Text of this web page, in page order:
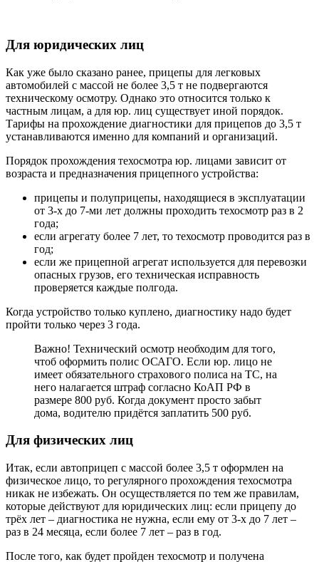
Для юридических лиц
Как уже было сказано ранее, прицепы для легковых
автомобилей с массой не более 3,5 т не подвергаются
техническому осмотру. Однако это относится только к
частным лицам, а для юр. лиц существует иной порядок.
Тарифы на прохождение диагностики для прицепов до 3,5 т
устанавливаются именно для компаний и организаций.
Порядок прохождения техосмотра юр. лицами зависит от
возраста и предназначения прицепного устройства:
прицепы и полуприцепы, находящиеся в эксплуатации
от 3-х до 7-ми лет должны проходить техосмотр раз в 2
года;
если агрегату более 7 лет, то техосмотр проводится раз в
год;
если же прицепной агрегат используется для перевозки
опасных грузов, его техническая исправность
проверяется каждые полгода.
Когда устройство только куплено, диагностику надо будет
пройти только через 3 года.
Важно! Технический осмотр необходим для того,
чтоб оформить полис ОСАГО. Если юр. лицо не
имеет обязательного страхового полиса на ТС, на
него налагается штраф согласно КоАП РФ в
размере 800 руб. Когда документ просто забыт
дома, водителю придётся заплатить 500 руб.
Для физических лиц
Итак, если автоприцеп с массой более 3,5 т оформлен на
физическое лицо, то регулярного прохождения техосмотра
никак не избежать. Он осуществляется по тем же правилам,
которые действуют для юридических лиц: если прицепу до
трёх лет – диагностика не нужна, если ему от 3-х до 7 лет –
раз в 24 месяца, если более 7 лет – раз в год.
После того, как будет пройден техосмотр и получена